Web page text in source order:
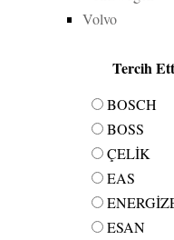
Volvo
Tercih
BOSCH
BOSS
ÇELİK
EAS
ESAN